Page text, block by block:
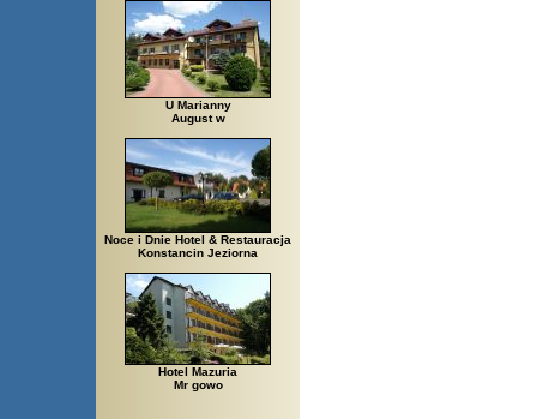
U Marianny
August w
Noce i Dnie Hotel & Restauracja
Konstancin Jeziorna
Hotel Mazuria
Mr gowo